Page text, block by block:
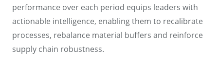
performance over each period equips leaders with
actionable intelligence, enabling them to recalibrate
processes, rebalance material buffers and reinforce
supply chain robustness.